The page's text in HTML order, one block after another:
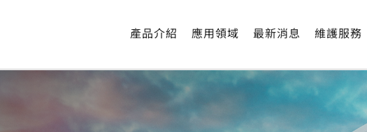
產品介紹 應用領域 最新消息 維護服務